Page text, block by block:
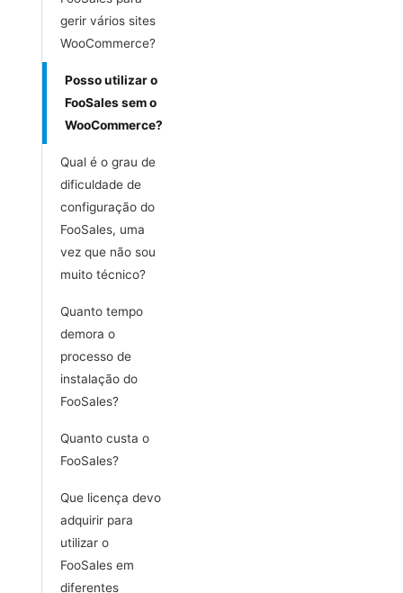
gerir vários sites
WooCommerce?
Posso utilizar o
FooSales sem o
WooCommerce?
Qual é o grau de
dificuldade de
configuração do
FooSales, uma
vez que não sou
muito técnico?
Quanto tempo
demora o
processo de
instalação do
FooSales?
Quanto custa o
FooSales?
Que licença devo
adquirir para
utilizar o
FooSales em
diferentes